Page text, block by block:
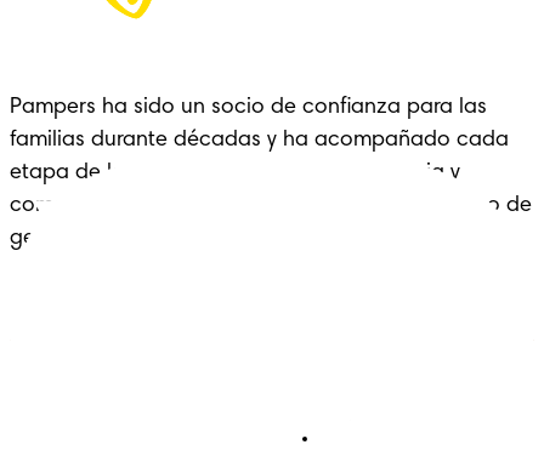
Pampers ha sido un socio de confianza para las
familias durante décadas y ha acompañado cada
etapa de la crianza con cariño, experiencia y
comodidad: un legado que se extiende a lo largo de
generaciones.